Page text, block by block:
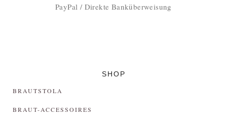
PayPal / Direkte Banküberweisung
SHOP
BRAUTSTOLA
BRAUT-ACCESSOIRES